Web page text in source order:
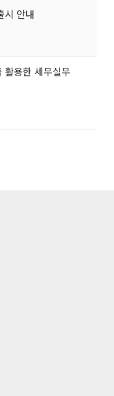
시 안내
용한 세무실무